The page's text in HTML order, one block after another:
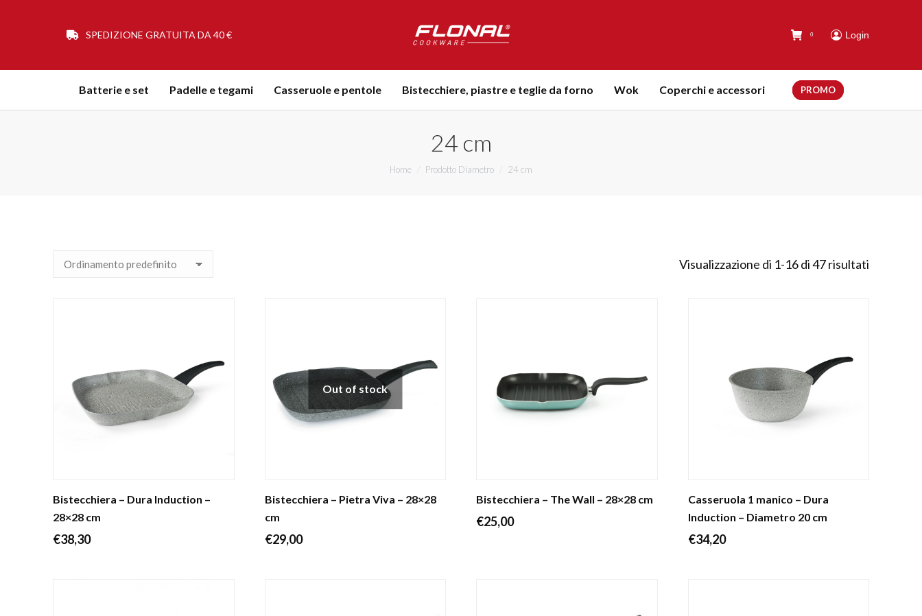
SPEDIZIONE GRATUITA DA 40 € 0 Login
Batterie e set Padelle e tegami Casseruole e pentole Bistecchiere, piastre e teglie da forno Wok Coperchi e accessori PROMO
24 cm
Tu sei qui:
Home Prodotto Diametro 24 cm
Visualizzazione di 1-16 di 47 risultati
Bistecchiera – Dura Induction –
28×28 cm
€38,30
Out of stock
Bistecchiera – Pietra Viva – 28×28
cm
€29,00
Bistecchiera – The Wall – 28×28 cm
€25,00
Casseruola 1 manico – Dura
Induction – Diametro 20 cm
€34,20